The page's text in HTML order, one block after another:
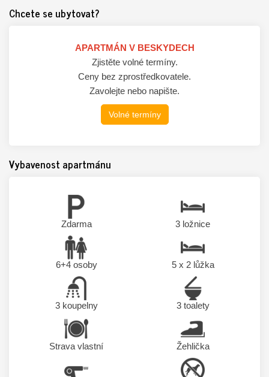
Chcete se ubytovat?
APARTMÁN V BESKYDECH
Zjistěte volné termíny.
Ceny bez zprostředkovatele.
Zavolejte nebo napište.
Volné termíny
Vybavenost apartmánu
Zdarma 3 ložnice
6+4 osoby 5 x 2 lůžka
3 koupelny 3 toalety
Strava vlastní Žehlička